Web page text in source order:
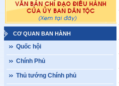
CƠ QUAN BAN HÀNH
Quốc hội
Chính Phủ
Thủ tướng Chính phủ